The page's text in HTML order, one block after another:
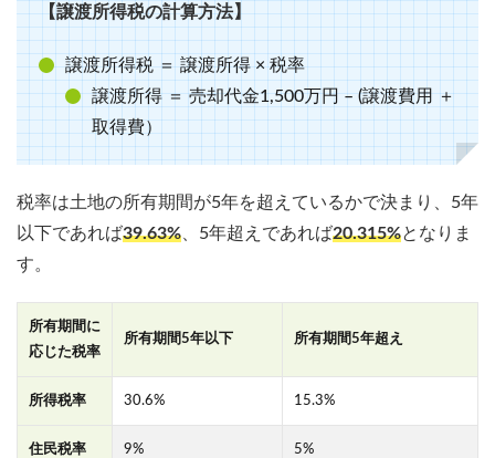
【譲渡所得税の計算方法】
譲渡所得税 ＝ 譲渡所得 × 税率
譲渡所得 ＝ 売却代金1,500万円 – (譲渡費用 ＋
取得費）
税率は土地の所有期間が5年を超えているかで決まり、5年
以下であれば39.63% 、5年超えであれば20.315%となりま
す。
所有期間に
応じた税率
所有期間5年以下 所有期間5年超え
所得税率 30.6% 15.3%
住民税率 9% 5%